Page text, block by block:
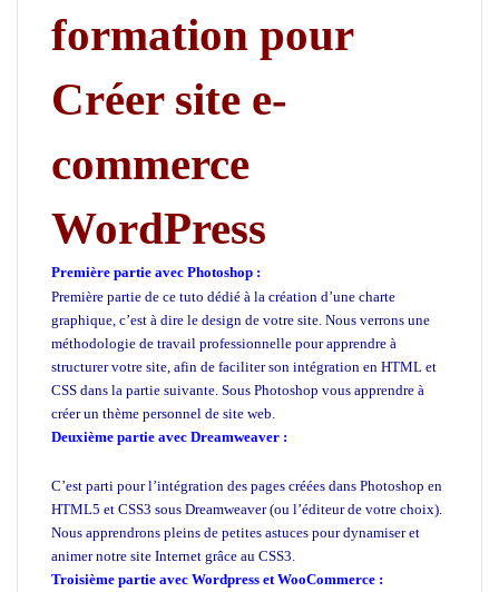
formation pour
Créer site e-
commerce
WordPress
Première partie avec Photoshop :
Première partie de ce tuto dédié à la création d’une charte
graphique, c’est à dire le design de votre site. Nous verrons une
méthodologie de travail professionnelle pour apprendre à
structurer votre site, afin de faciliter son intégration en HTML et
CSS dans la partie suivante. Sous Photoshop vous apprendre à
créer un thème personnel de site web.
Deuxième partie avec Dreamweaver :
C’est parti pour l’intégration des pages créées dans Photoshop en
HTML5 et CSS3 sous Dreamweaver (ou l’éditeur de votre choix).
Nous apprendrons pleins de petites astuces pour dynamiser et
animer notre site Internet grâce au CSS3.
Troisième partie avec Wordpress et WooCommerce :